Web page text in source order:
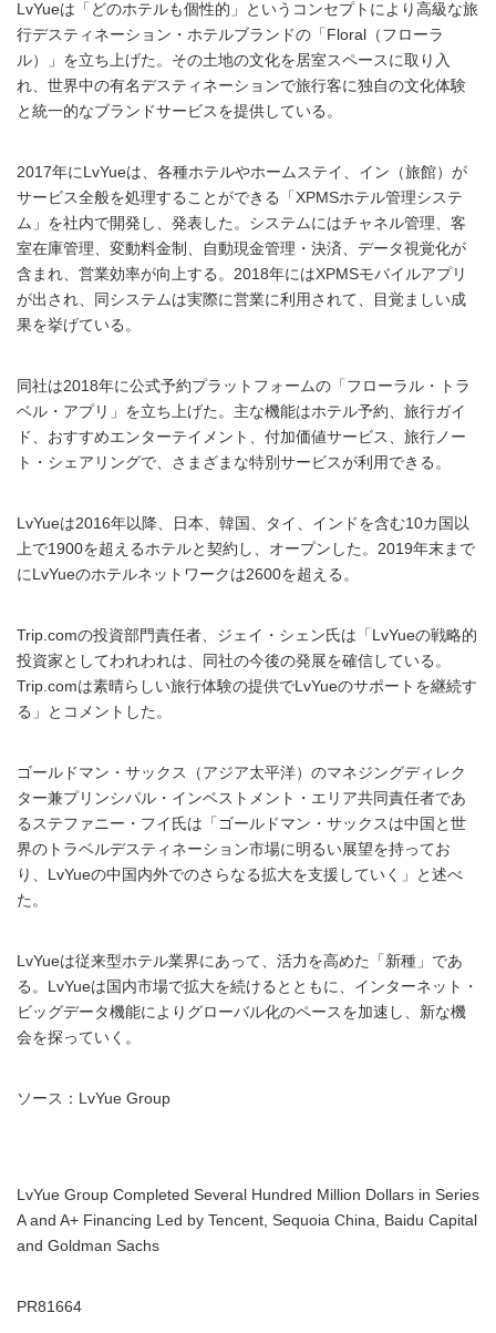
LvYueは「どのホテルも個性的」というコンセプトにより高級な旅
行デスティネーション・ホテルブランドの「Floral（フローラ
ル）」を立ち上げた。その土地の文化を居室スペースに取り入
れ、世界中の有名デスティネーションで旅行客に独自の文化体験
と統一的なブランドサービスを提供している。
2017年にLvYueは、各種ホテルやホームステイ、イン（旅館）が
サービス全般を処理することができる「XPMSホテル管理システ
ム」を社内で開発し、発表した。システムにはチャネル管理、客
室在庫管理、変動料金制、自動現金管理・決済、データ視覚化が
含まれ、営業効率が向上する。2018年にはXPMSモバイルアプリ
が出され、同システムは実際に営業に利用されて、目覚ましい成
果を挙げている。
同社は2018年に公式予約プラットフォームの「フローラル・トラ
ベル・アプリ」を立ち上げた。主な機能はホテル予約、旅行ガイ
ド、おすすめエンターテイメント、付加価値サービス、旅行ノー
ト・シェアリングで、さまざまな特別サービスが利用できる。
LvYueは2016年以降、日本、韓国、タイ、インドを含む10カ国以
上で1900を超えるホテルと契約し、オープンした。2019年末まで
にLvYueのホテルネットワークは2600を超える。
Trip.comの投資部門責任者、ジェイ・シェン氏は「LvYueの戦略的
投資家としてわれわれは、同社の今後の発展を確信している。
Trip.comは素晴らしい旅行体験の提供でLvYueのサポートを継続す
る」とコメントした。
ゴールドマン・サックス（アジア太平洋）のマネジングディレク
ター兼プリンシパル・インベストメント・エリア共同責任者であ
るステファニー・フイ氏は「ゴールドマン・サックスは中国と世
界のトラベルデスティネーション市場に明るい展望を持ってお
り、LvYueの中国内外でのさらなる拡大を支援していく」と述べ
た。
LvYueは従来型ホテル業界にあって、活力を高めた「新種」であ
る。LvYueは国内市場で拡大を続けるとともに、インターネット・
ビッグデータ機能によりグローバル化のペースを加速し、新な機
会を探っていく。
ソース：LvYue Group
LvYue Group Completed Several Hundred Million Dollars in Series
A and A+ Financing Led by Tencent, Sequoia China, Baidu Capital
and Goldman Sachs
PR81664